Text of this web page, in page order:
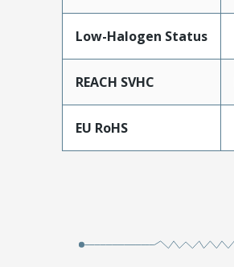
Low-Halogen Status
REACH SVHC
EU RoHS